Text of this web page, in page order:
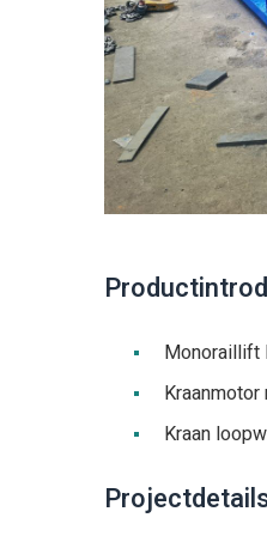
Monoraillift
Kraan